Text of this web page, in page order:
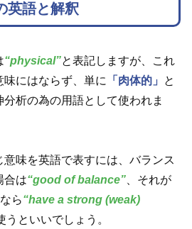
英語と解釈
“physical”と表記しますが、これ
にはならず、単に
「肉体的」
と
析の為の用語として使われま
意味を英語で表すには、バランス
合は“good of balance” 、それが
ら“have a strong (weak)
うといいでしょう。